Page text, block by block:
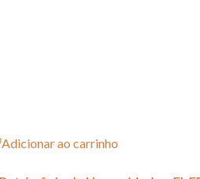
Adicionar ao carrinho